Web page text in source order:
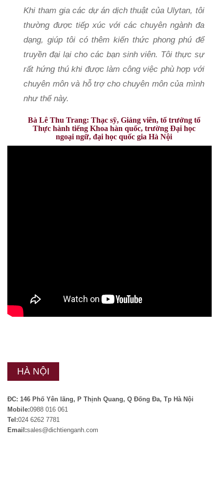
Khi tham gia các dự án dịch thuật của Ulytan, tôi
thường được tiếp xúc với các chuyên ngành đa
dạng, giúp tôi có thêm kiến thức phong phú để
truyền đại lại cho các bạn sinh viên. Tôi thực sự
rất hứng thú khi được làm công việc phù hợp với
chuyên môn và hỗ trợ cho chuyên môn của mình
như thế này.
Bà Lê Thu Trang: Thạc sỹ, Giảng viên, tổ trưởng tổ
Thực hành tiếng Khoa hàn quốc, trường Đại học
ngoại ngữ, đại học quốc gia Hà Nội
HÀ NỘI
ĐC: 146 Phố Yên lãng, P Thịnh Quang, Q Đống Đa, Tp Hà Nội
Mobile:0988 016 061
Tel:024 6262 7781
Email:sales@dichtienganh.com